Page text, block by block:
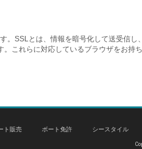
。SSLとは、情報を暗号化して送受信
これらに対応しているブラウザをお
ト販売 ボート免許 シースタイル